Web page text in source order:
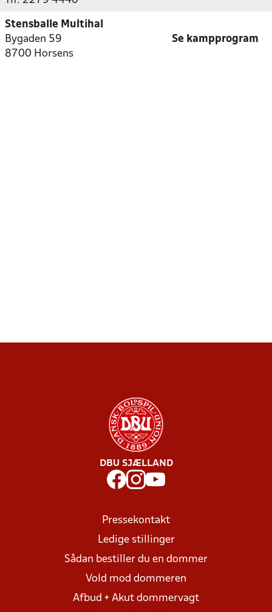
Stensballe Multihal
Bygaden 59
8700 Horsens
Se kampprogram
DBU SJÆLLAND
Pressekontakt
Ledige stillinger
Sådan bestiller du en dommer
Vold mod dommeren
Afbud + Akut dommervagt